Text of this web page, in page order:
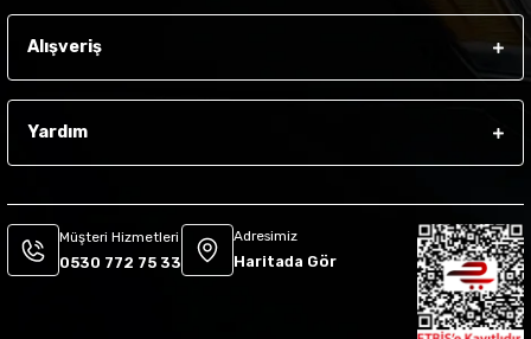
Alışveriş
Yardım
Müşteri Hizmetleri
0530 772 75 33
Adresimiz
Haritada Gör